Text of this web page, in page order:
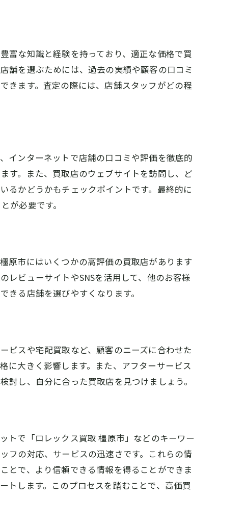
プ
富な知識と経験を持っており、適正な価格で買
舗を選ぶためには、過去の実績や顧客の口コミ
きます。査定の際には、店舗スタッフがどの程
インターネットで店舗の口コミや評価を徹底的
す。また、買取店のウェブサイトを訪問し、ど
るかどうかもチェックポイントです。最終的に
が必要です。
原市にはいくつかの高評価の買取店があります
レビューサイトやSNSを活用して、他のお客様
る店舗を選びやすくなります。
ビスや宅配買取など、顧客のニーズに合わせた
に大きく影響します。また、アフターサービス
し、自分に合った買取店を見つけましょう。
トで「ロレックス買取 橿原市」などのキーワー
フの対応、サービスの迅速さです。これらの情
とで、より信頼できる情報を得ることができま
トします。このプロセスを踏むことで、高価買